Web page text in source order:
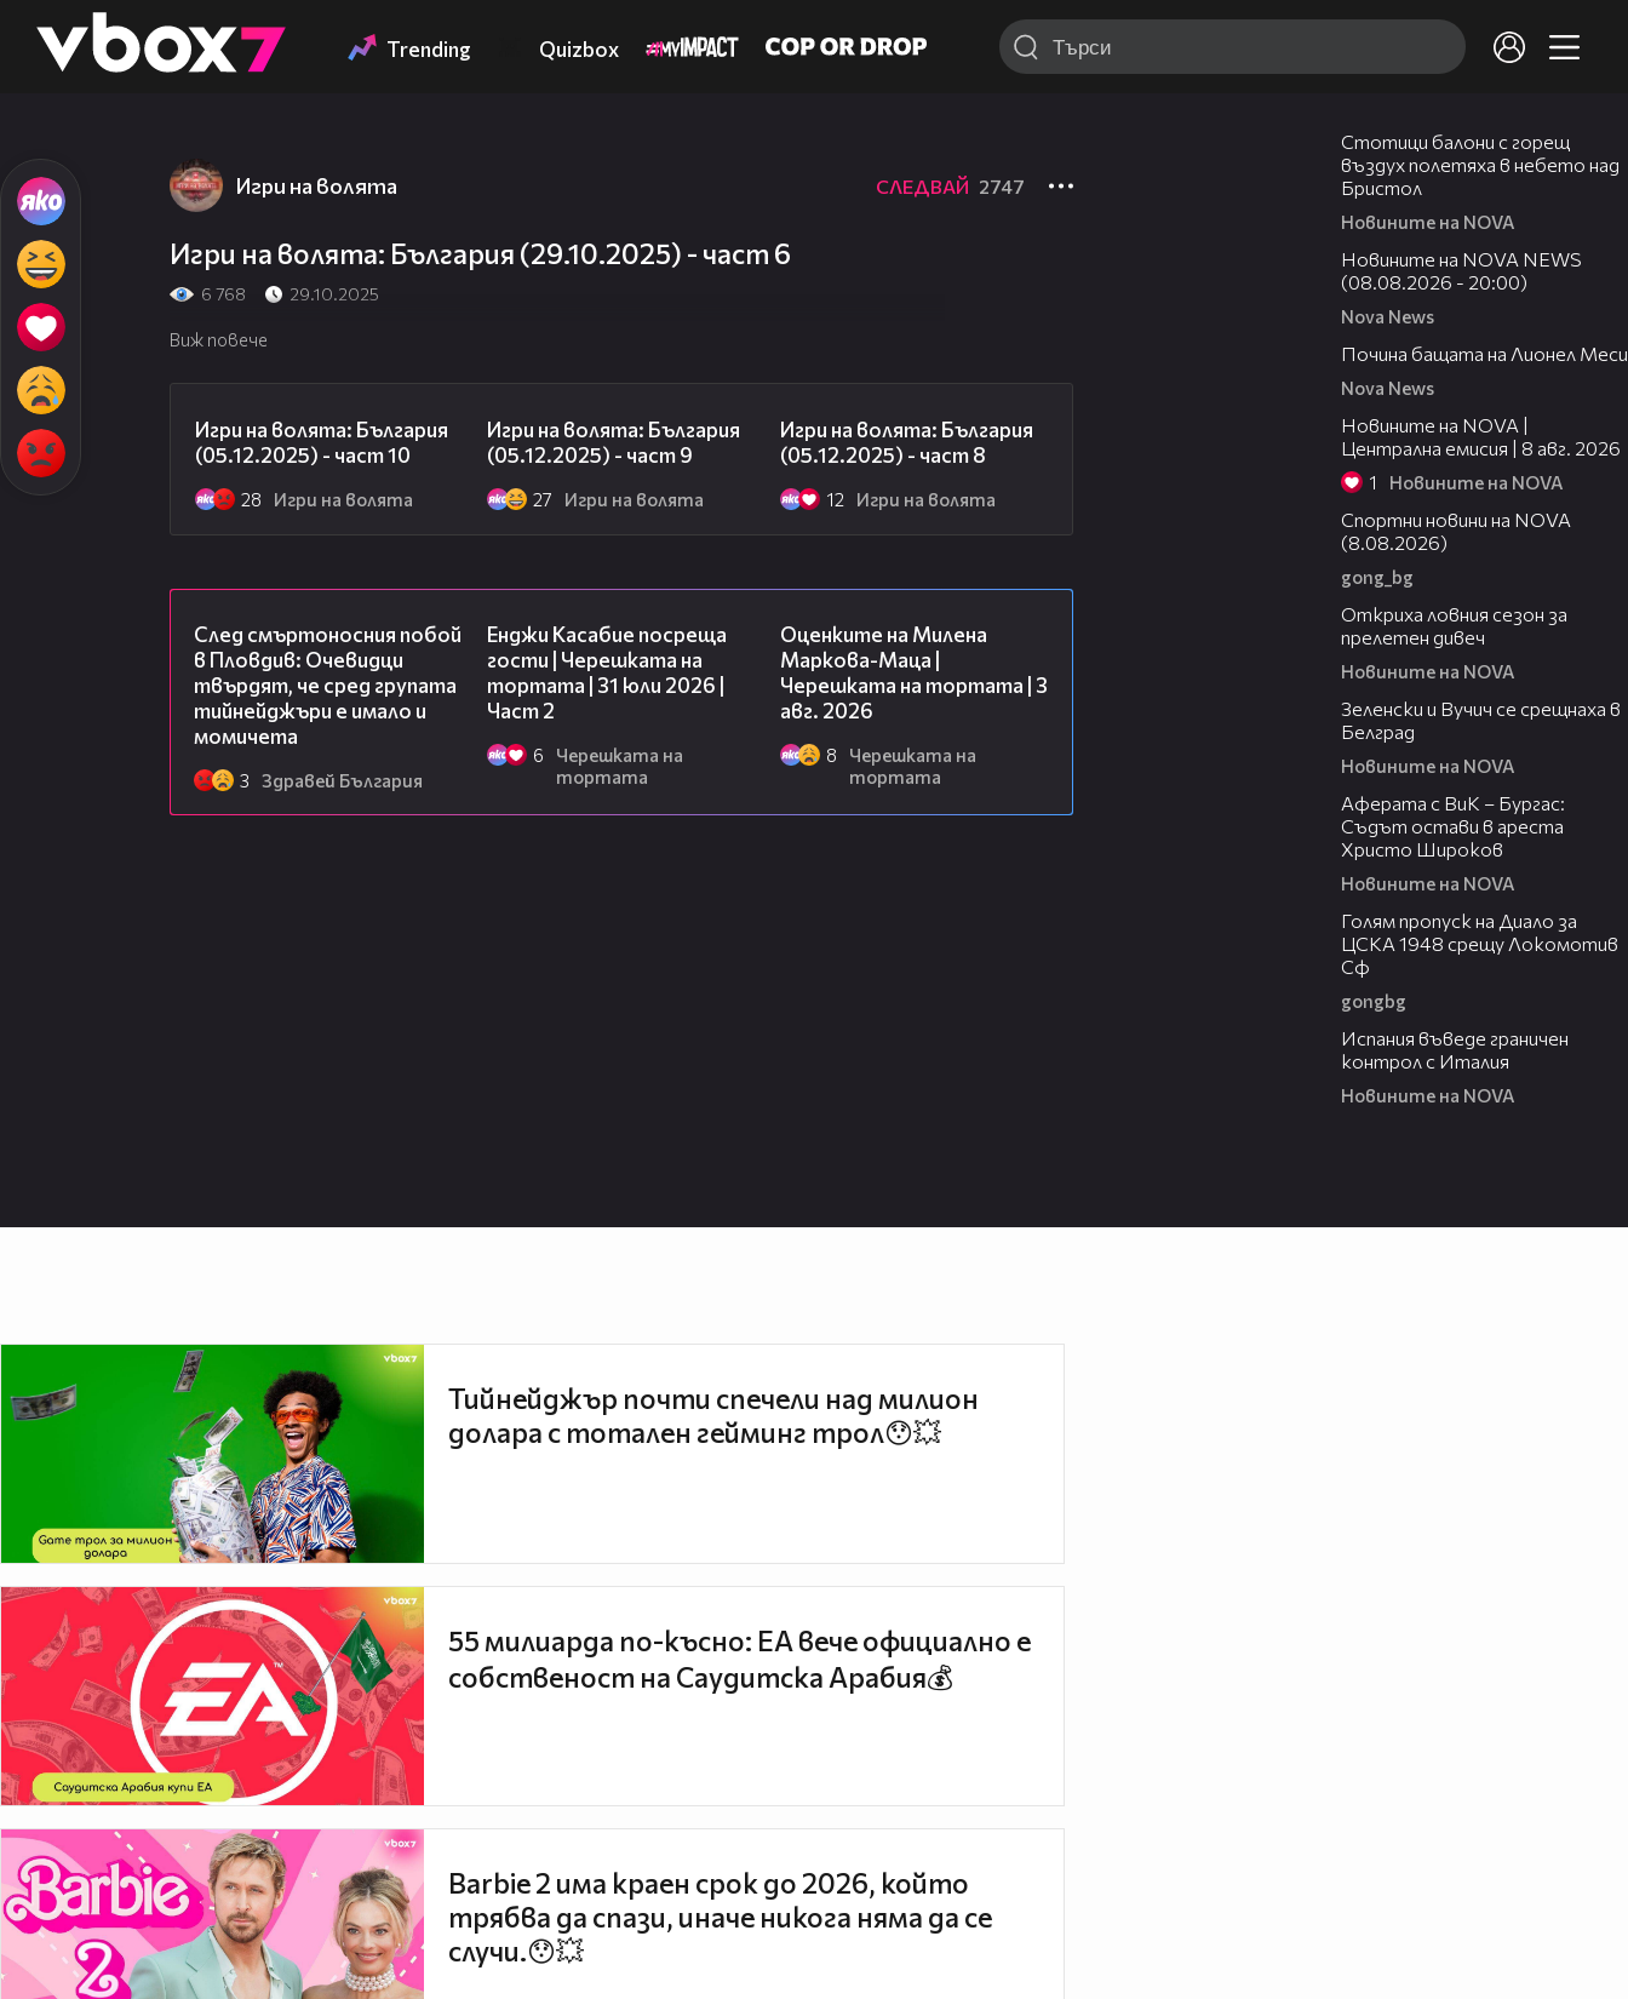
👾 Trending Quizbox
Игри на волята СЛЕДВАЙ 2747
Игри на волята: България (29.10.2025) - част 6
6 768 29.10.2025
Виж повече
Игри на волята: България
(05.12.2025) - част 10
28 Игри на волята
Игри на волята: България
(05.12.2025) - част 9
27 Игри на волята
Игри на волята: България
(05.12.2025) - част 8
12 Игри на волята
След смъртоносния побой
в Пловдив: Очевидци
твърдят, че сред групата
тийнейджъри е имало и
момичета
3 Здравей България
Енджи Касабие посреща
гости | Черешката на
тортата | 31 юли 2026 |
Част 2
6
Черешката на
тортата
Оценките на Милена
Маркова-Маца |
Черешката на тортата | 3
авг. 2026
8
Черешката на
тортата
Стотици балони с горещ
въздух полетяха в небето над
Бристол
Новините на NOVA
Новините на NOVA NEWS
(08.08.2026 - 20:00)
Nova News
Почина бащата на Лионел Меси
Nova News
Новините на NOVA |
Централна емисия | 8 авг. 2026
1 Новините на NOVA
Спортни новини на NOVA
(8.08.2026)
gong_bg
Откриха ловния сезон за
прелетен дивеч
Новините на NOVA
Зеленски и Вучич се срещнаха в
Белград
Новините на NOVA
Аферата с ВиК – Бургас:
Съдът остави в ареста
Христо Широков
Новините на NOVA
Голям пропуск на Диало за
ЦСКА 1948 срещу Локомотив
Сф
gongbg
Испания въведе граничен
контрол с Италия
Новините на NOVA
Тийнейджър почти спечели над милион
долара с тотален гейминг трол😯💥
55 милиарда по-късно: EA вече официално е
собственост на Саудитска Арабия💰
Barbie 2 има краен срок до 2026, който
трябва да спази, иначе никога няма да се
случи.😯💥